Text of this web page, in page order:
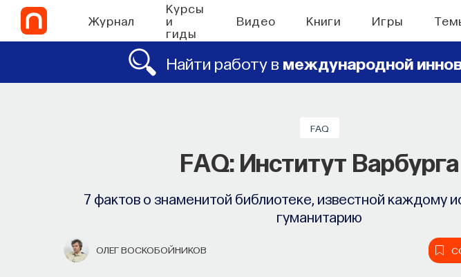
Журнал
Курсы
и
гиды
Видео Книги Игры
Найти работу в международной
FAQ
FAQ: Институт Варбурга
7 фактов о знаменитой библиотеке, известной каждому
гуманитарию
ОЛЕГ ВОСКОБОЙНИКОВ